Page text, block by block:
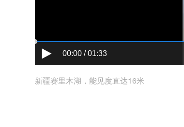
00:00 / 01:33
新疆赛里木湖，能见度直达16米